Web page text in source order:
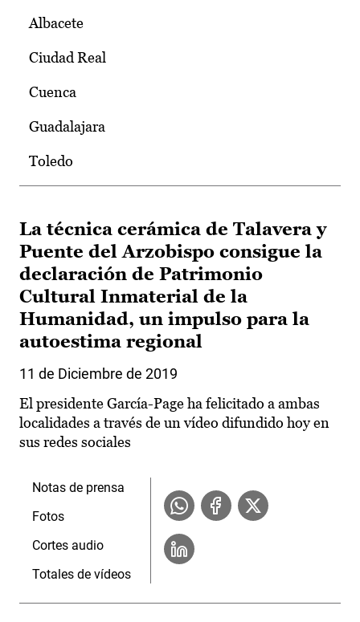
Albacete
Ciudad Real
Cuenca
Guadalajara
Toledo
La técnica cerámica de Talavera y
Puente del Arzobispo consigue la
declaración de Patrimonio
Cultural Inmaterial de la
Humanidad, un impulso para la
autoestima regional
11 de Diciembre de 2019
El presidente García-Page ha felicitado a ambas
localidades a través de un vídeo difundido hoy en
sus redes sociales
Notas de prensa
Fotos
Cortes audio
Totales de vídeos